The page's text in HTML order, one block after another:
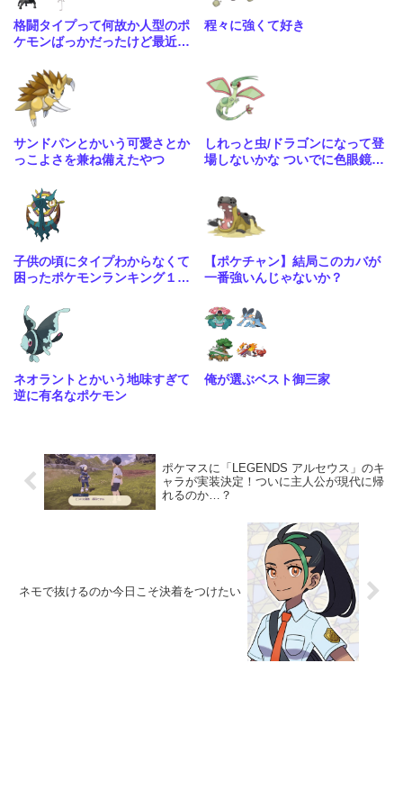
格闘タイプって何故か人型のポ
ケモンばっかだったけど最近は
も増えてきたね
程々に強くて好き
サンドパンとかいう可愛さとか
っこよさを兼ね備えたやつ
しれっと虫/ドラゴンになって登
場しないかな ついでに色眼鏡辺
子供の頃にタイプわからなくて
困ったポケモンランキング１位
【ポケチャン】結局このカバが
一番強いんじゃないか？
ネオラントとかいう地味すぎて
逆に有名なポケモン
俺が選ぶベスト御三家
ポケマスに「LEGENDS アルセウス」のキ
ャラが実装決定！ついに主人公が現代に帰
れるのか…？
ネモで抜けるのか今日こそ決着をつけたい